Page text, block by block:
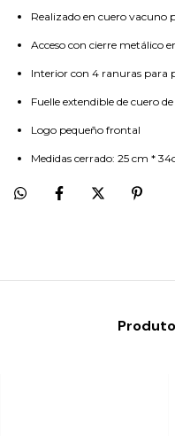
Realizado en cuero vacuno
Acceso con cierre metálico
Interior con 4 ranuras para
Fuelle extendible de cuero
Logo pequeño frontal
Medidas cerrado: 25 cm *